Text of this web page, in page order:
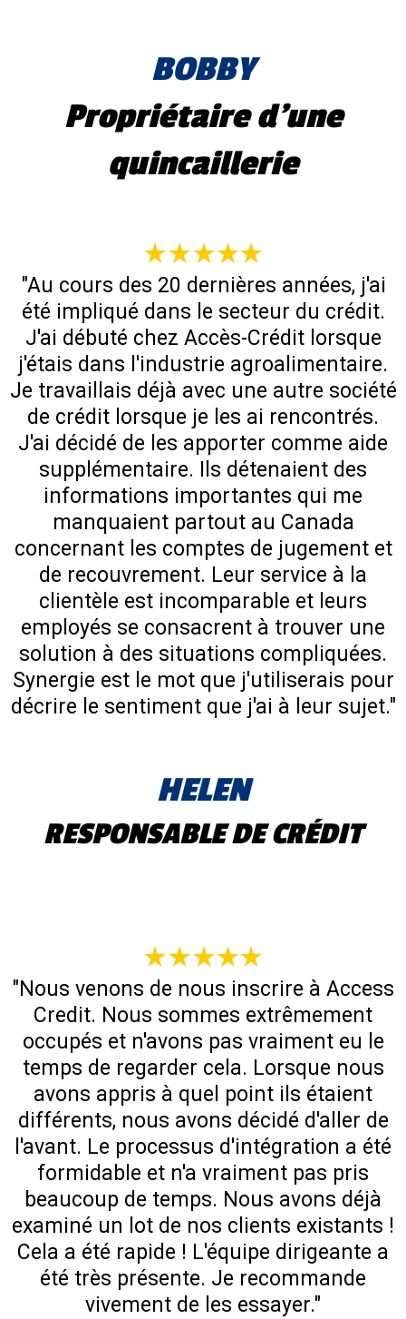
BOBBY
Propriétaire d'une
quincaillerie
"Au cours des 20 dernières années, j'ai
été impliqué dans le secteur du crédit.
J'ai débuté chez Accès-Crédit lorsque
j'étais dans l'industrie agroalimentaire.
Je travaillais déjà avec une autre société
de crédit lorsque je les ai rencontrés.
J'ai décidé de les apporter comme aide
supplémentaire. Ils détenaient des
informations importantes qui me
manquaient partout au Canada
concernant les comptes de jugement et
de recouvrement. Leur service à la
clientèle est incomparable et leurs
employés se consacrent à trouver une
solution à des situations compliquées.
Synergie est le mot que j'utiliserais pour
décrire le sentiment que j'ai à leur sujet."
HELEN
RESPONSABLE DE CRÉDIT
"Nous venons de nous inscrire à Access
Credit. Nous sommes extrêmement
occupés et n'avons pas vraiment eu le
temps de regarder cela. Lorsque nous
avons appris à quel point ils étaient
différents, nous avons décidé d'aller de
l'avant. Le processus d'intégration a été
formidable et n'a vraiment pas pris
beaucoup de temps. Nous avons déjà
examiné un lot de nos clients existants !
Cela a été rapide ! L'équipe dirigeante a
été très présente. Je recommande
vivement de les essayer."